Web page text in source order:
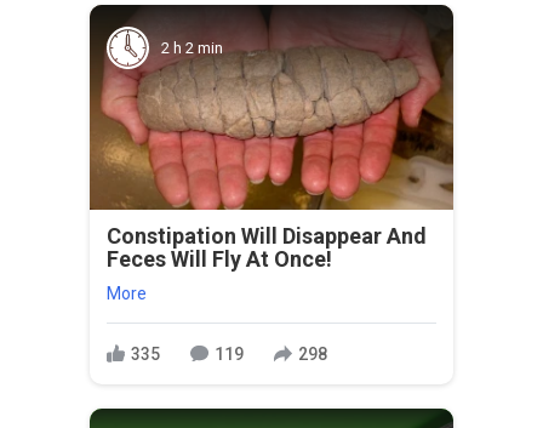
2 h 2 min
Constipation Will Disappear And
Feces Will Fly At Once!
More
335 119 298